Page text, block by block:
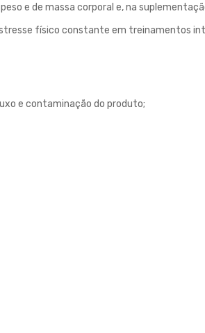
e de massa corporal e, na
físico constante em treinamentos
e contaminação do produto;